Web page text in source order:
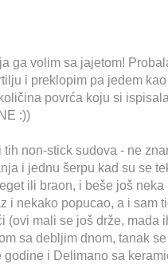
ga volim sa jajetom!
i preklopim pa jedem
povrća koju si
:))
tih non-stick sudova - ne
i jednu šerpu kad su se
ili braon, i beše još
i nekako popucao, a i sam
(ovi mali se još drže, mada
sa debljim dnom, tanak
godine i Delimano sa